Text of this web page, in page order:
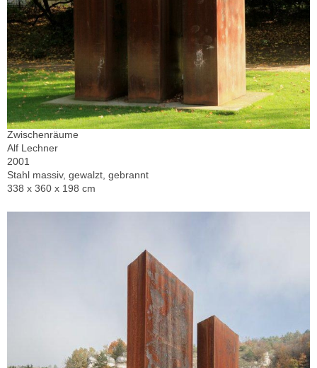
Zwischenräume
Alf Lechner
2001
Stahl massiv, gewalzt, gebrannt
338 x 360 x 198 cm